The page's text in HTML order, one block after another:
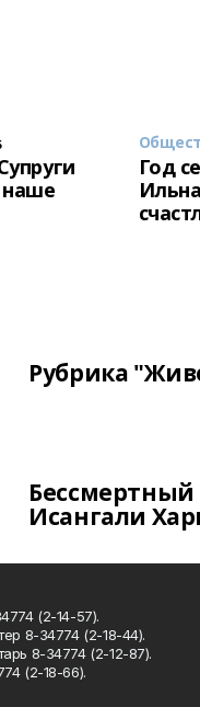
Год
Рубрика
Бессмертный
Исангали
(2-14-57).
8-34774 (2-18-44).
8-34774 (2-12-87).
(2-18-66).